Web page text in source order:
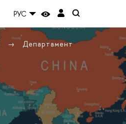
РУС
Департамент